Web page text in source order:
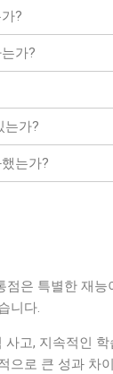
?
가?
는가?
는가?
점은 특별한 재
니다.
사고, 지속적인
으로 큰 성과 차